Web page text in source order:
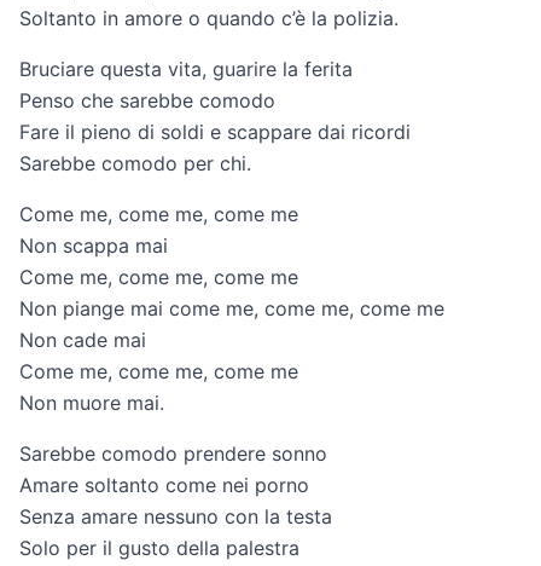
Soltanto in amore o quando c’è la polizia.
Bruciare questa vita, guarire la ferita
Penso che sarebbe comodo
Fare il pieno di soldi e scappare dai ricordi
Sarebbe comodo per chi.
Come me, come me, come me
Non scappa mai
Come me, come me, come me
Non piange mai come me, come me, come me
Non cade mai
Come me, come me, come me
Non muore mai.
Sarebbe comodo prendere sonno
Amare soltanto come nei porno
Senza amare nessuno con la testa
Solo per il gusto della palestra